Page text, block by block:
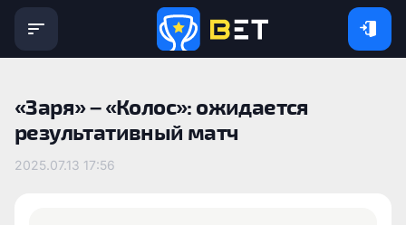
«Заря» – «Колос»: ожидается
результативный матч
2025.07.13 17:56